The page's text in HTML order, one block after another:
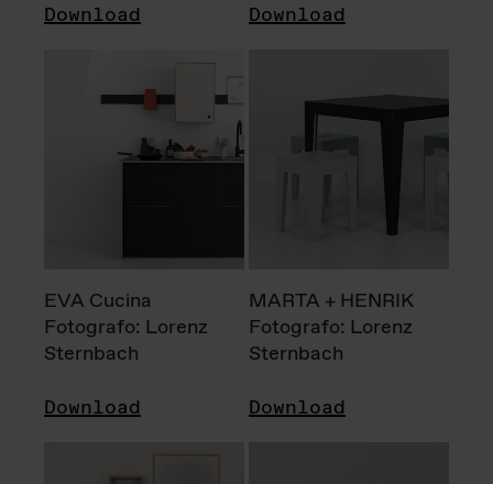
Download Download
EVA Cucina
Fotografo: Lorenz
Sternbach
Download
MARTA + HENRIK
Fotografo: Lorenz
Sternbach
Download